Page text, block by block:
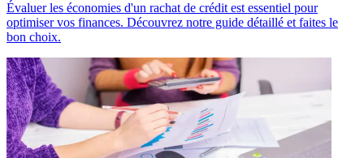
Évaluer les économies d'un rachat de crédit est essentiel pour
optimiser vos finances. Découvrez notre guide détaillé et faites le
bon choix.